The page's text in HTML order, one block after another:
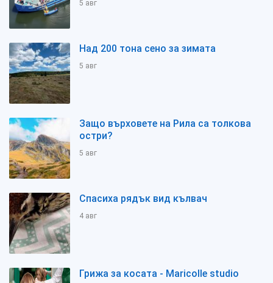
5 авг
Над 200 тона сено за зимата
5 авг
Защо върховете на Рила са толкова
остри?
5 авг
Спасиха рядък вид кълвач
4 авг
Грижа за косата - Maricolle studio